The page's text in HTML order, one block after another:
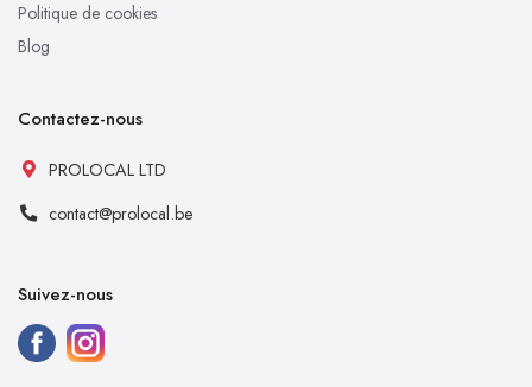
Politique de cookies
Blog
Contactez-nous
PROLOCAL LTD
contact@prolocal.be
Suivez-nous